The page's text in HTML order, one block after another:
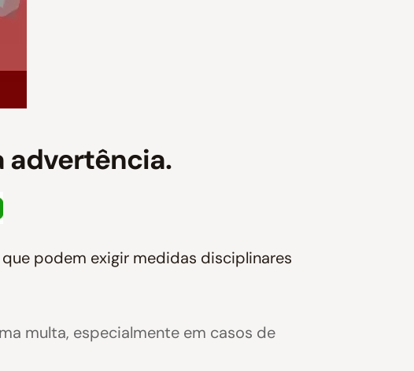
advertência.
podem exigir medidas disciplinares
multa, especialmente em casos de